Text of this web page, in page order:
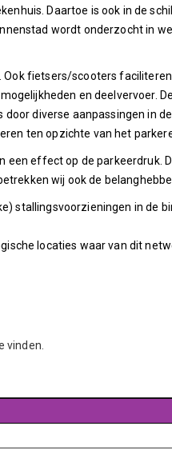
Daartoe is ook in de
wordt onderzocht in
fietsers/scooters
en deelvervoer.
diverse aanpassingen in
ten opzichte van het
effect op de parkeerdruk.
wij ook de
stallingsvoorzieningen in de
locaties waar van dit
vinden.